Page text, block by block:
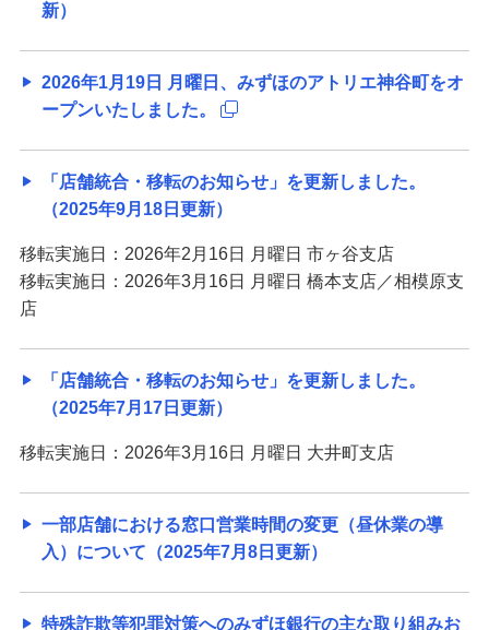
新）
2026年1月19日 月曜日、みずほのアトリエ神谷町をオ
ープンいたしました。
「店舗統合・移転のお知らせ」を更新しました。
（2025年9月18日更新）
移転実施日：2026年2月16日 月曜日 市ヶ谷支店
移転実施日：2026年3月16日 月曜日 橋本支店／相模原支
店
「店舗統合・移転のお知らせ」を更新しました。
（2025年7月17日更新）
移転実施日：2026年3月16日 月曜日 大井町支店
一部店舗における窓口営業時間の変更（昼休業の導
入）について（2025年7月8日更新）
特殊詐欺等犯罪対策へのみずほ銀行の主な取り組みお